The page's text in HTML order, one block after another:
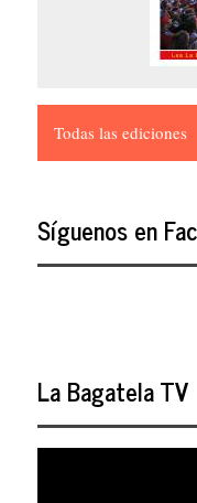
Todas las ediciones
Síguenos en
La Bagatela TV